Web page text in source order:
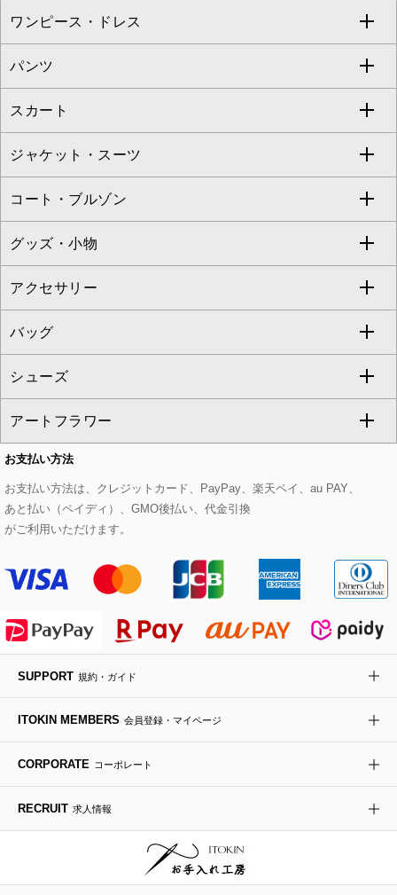
eur3
Maison de CINQ
MK MICHEL KLEIN BAG
HIROKO KOSHINO
すべてのトップス
カットソー・Tシャツ
ブラウス・シャツ
ニット・セーター
カーディガン
アンサンブルセット
ベスト・ジレ
パーカー
タンクトップ・キャミソール
スウェット・ジャージー
その他のトップス
ワンピース・ドレス
すべてのワンピース・ドレス
ワンピース
ドレス
チュニック
ジャンパースカート
その他のワンピース・ドレス
パンツ
すべてのパンツ
フルレングスパンツ
クロップド・半端丈パンツ
ガウチョ・ワイドパンツ
ハーフ・ショート丈パンツ
サロペット・オールインワン
その他のパンツ
スカート
すべてのスカート
ロング・マキシ丈スカート
ひざ丈スカート
ミモレ丈スカート
ショート・ミニ丈スカート
その他のスカート
ジャケット・スーツ
すべてのジャケット・スーツ
テーラードジャケット
ノーカラージャケット
セットアップ
セットアップジャケット
セットアップパンツ
セットアップスカート
セットアップワンピース
コート・ブルゾン
すべてのコート・ブルゾン
トレンチコート
ピーコート
ダッフルコート
チェスターコート
モッズコート
ステンカラーコート
ライダースジャケット
デニムジャケット
ダウンジャケット・コート
グッズ・小物
すべてのグッズ・小物
マスク
ストール・マフラー・スヌード
ベルト・サスペンダー
帽子
ヘアアクセサリー
ハンカチ・バンダナ
手袋
チャーム・ストラップ
アクセサリー
すべてのアクセサリー
ネックレス
ピアス・イヤリング
ブレスレット・バングル
ブローチ・コサージュ
バッグ
すべてのバッグ
トートバッグ
ショルダーバッグ
ボストンバッグ
バックパック・リュック
ボディバッグ・メッセンジャーバッグ
トラベルバッグ
シューズ
すべてのシューズ
パンプス
スニーカー
フラットシューズ
ローファー
ドレスシューズ
アートフラワー
すべてのアートフラワー
ローズ
カサブランカ・カラー
ラナンキュラス
ポプリアレンジ＆フレグランス
お支払い方法
お支払い方法は、クレジットカード、PayPay、楽天ペイ、au PAY、
あと払い（ペイディ）、GMO後払い、代金引換
がご利用いただけます。
SUPPORT 規約・ガイド
ITOKIN MEMBERS 会員登録・マイページ
CORPORATE コーポレート
RECRUIT 求人情報